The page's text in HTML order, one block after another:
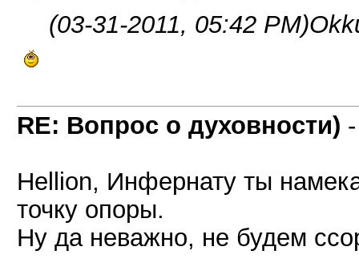
(03-31-2011, 05:42 PM)
RE: Вопрос о духовности)
Hellion, Инфернату ты
точку опоры.
Ну да неважно, не будем